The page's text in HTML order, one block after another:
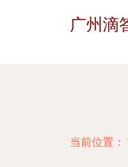
广州滴
当前位置：